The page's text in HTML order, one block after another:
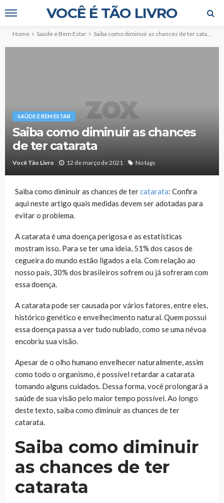
VOCÊ É TÃO LIVRO
Home Saúde e Bem Estar Saiba como diminuir as chances de ter catarata
SAÚDE E BEM ESTAR
Saiba como diminuir as chances
de ter catarata
Você Tão Livro 12 de março de 2021 No tags
Saiba como diminuir as chances de tercatarata: Confira
aqui neste artigo quais medidas devem ser adotadas para
evitar o problema.
A catarata é uma doença perigosa e as estatísticas
mostram isso. Para se ter uma ideia, 51% dos casos de
cegueira do mundo estão ligados a ela. Com relação ao
nosso país, 30% dos brasileiros sofrem ou já sofreram com
essa doença.
A catarata pode ser causada por vários fatores, entre eles,
histórico genético e envelhecimento natural. Quem possui
essa doença passa a ver tudo nublado, como se uma névoa
encobriu sua visão.
Apesar de o olho humano envelhecer naturalmente, assim
como todo o organismo, é possível retardar a catarata
tomando alguns cuidados. Dessa forma, você prolongará a
saúde de sua visão pelo maior tempo possível. Ao longo
deste texto, saiba como diminuir as chances de ter
catarata.
Saiba como diminuir
as chances de ter
catarata